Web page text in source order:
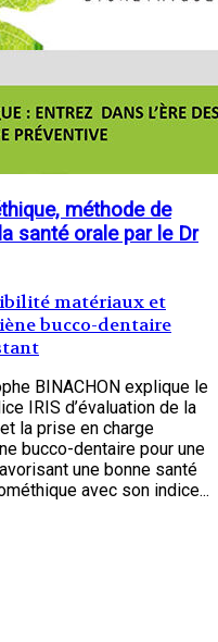
méthode de
santé orale par le Dr
matériaux et
bucco-dentaire
BINACHON explique le
IRIS d’évaluation de la
la prise en charge
bucco-dentaire pour une
une bonne santé
avec son indice...